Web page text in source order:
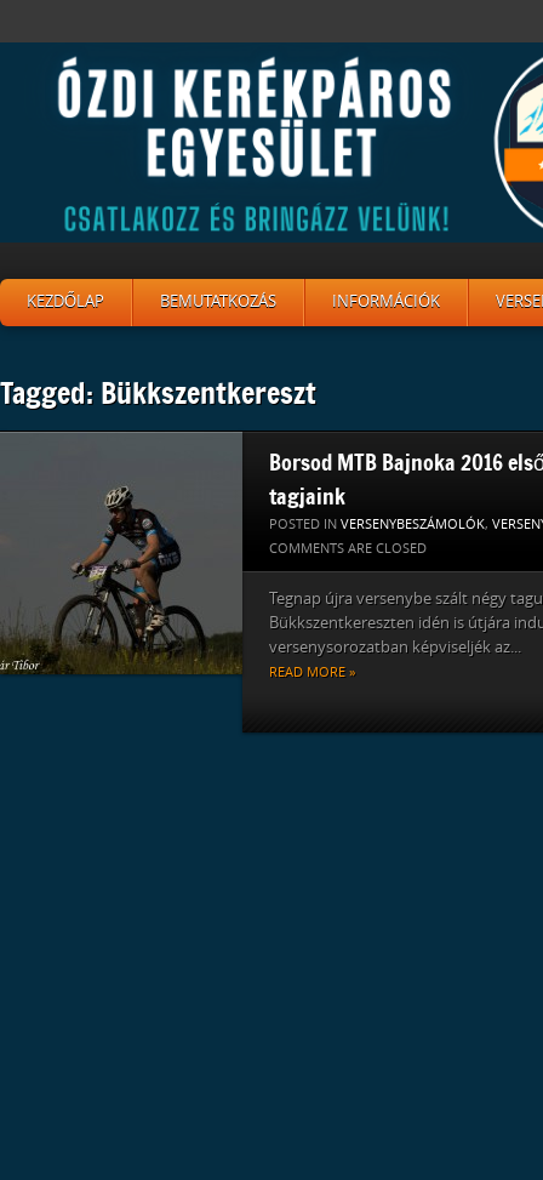
KEZDŐLAP BEMUTATKOZÁS INFORMÁCIÓK
Tagged: Bükkszentkereszt
Borsod MTB Bajnoka 2016
tagjaink
POSTED IN VERSENYBESZÁMOLÓK,
COMMENTS ARE CLOSED
Tegnap újra versenybe szált négy
Bükkszentkereszten idén is útjára
versenysorozatban képviseljék az...
READ MORE »